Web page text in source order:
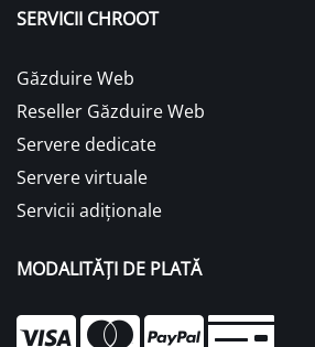
SERVICII CHROOT
Găzduire Web
Reseller Găzduire Web
Servere dedicate
Servere virtuale
Servicii adiționale
MODALITĂȚI DE PLATĂ